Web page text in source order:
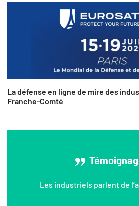
La défense en ligne de mire des
Franche-Comté
Les industriels parlent de